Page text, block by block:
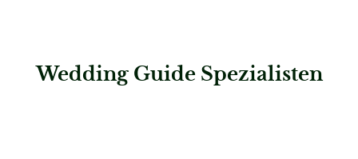
Wedding Guide Spezialisten